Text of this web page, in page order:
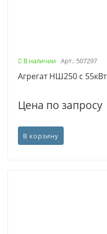
В наличии Арт.: 507297
Агрегат НШ250 с 55кВт
Цена по запросу
В корзину